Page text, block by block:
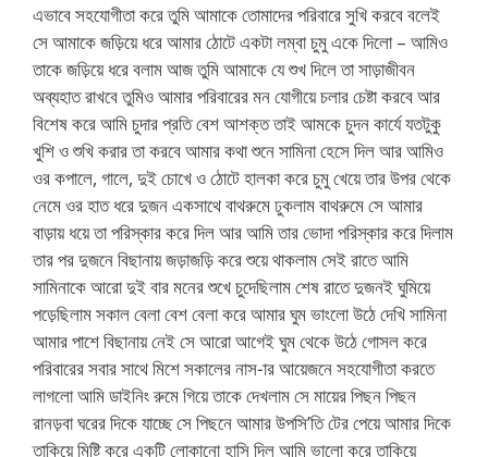
এভাবে সহযোগীতা করে তুমি আমাকে তোমাদের পরিবারে সুখি করবে বলেই
সে আমাকে জড়িয়ে ধরে আমার ঠোটে একটা লম্বা চুমু একে দিলো – আমিও
তাকে জড়িয়ে ধরে বলাম আজ তুমি আমাকে যে শুখ দিলে তা সাড়াজীবন
অব্যহাত রাখবে তুমিও আমার পরিবারের মন যোগীয়ে চলার চেষ্টা করবে আর
বিশেষ করে আমি চুদার প্রতি বেশ আশক্ত তাই আমকে চুদন কার্যে যতটুকু
খুশি ও শুখি করার তা করবে আমার কথা শুনে সামিনা হেসে দিল আর আমিও
ওর কপালে, গালে, দুই চোখে ও ঠোটে হালকা করে চুমু খেয়ে তার উপর থেকে
নেমে ওর হাত ধরে দুজন একসাথে বাথরুমে ঢুকলাম বাথরুমে সে আমার
বাড়ায় ধয়ে তা পরিস্কার করে দিল আর আমি তার ভোদা পরিস্কার করে দিলাম
তার পর দুজনে বিছানায় জড়াজড়ি করে শুয়ে থাকলাম সেই রাতে আমি
সামিনাকে আরো দুই বার মনের শুখে চুদেছিলাম শেষ রাতে দুজনই ঘুমিয়ে
পড়েছিলাম সকাল বেলা বেশ বেলা করে আমার ঘুম ভাংলো উঠে দেখি সামিনা
আমার পাশে বিছানায় নেই সে আরো আগেই ঘুম থেকে উঠে গোসল করে
পরিবারের সবার সাথে মিশে সকালের নাস-ার আয়েজনে সহযোগীতা করতে
লাগলো আমি ডাইনিং রুমে গিয়ে তাকে দেখলাম সে মায়ের পিছন পিছন
রানড়বা ঘরের দিকে যাচ্ছে সে পিছনে আমার উপসি’তি টের পেয়ে আমার দিকে
তাকিয়ে মিষ্টি করে একটি লোকানো হাসি দিল আমি ভালো করে তাকিয়ে